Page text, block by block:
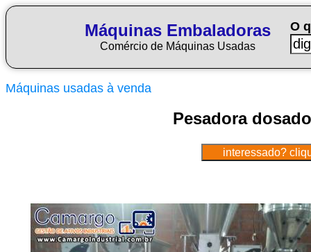
Máquinas Embaladoras
Comércio de Máquinas Usadas
O
Máquinas usadas à venda
Pesadora